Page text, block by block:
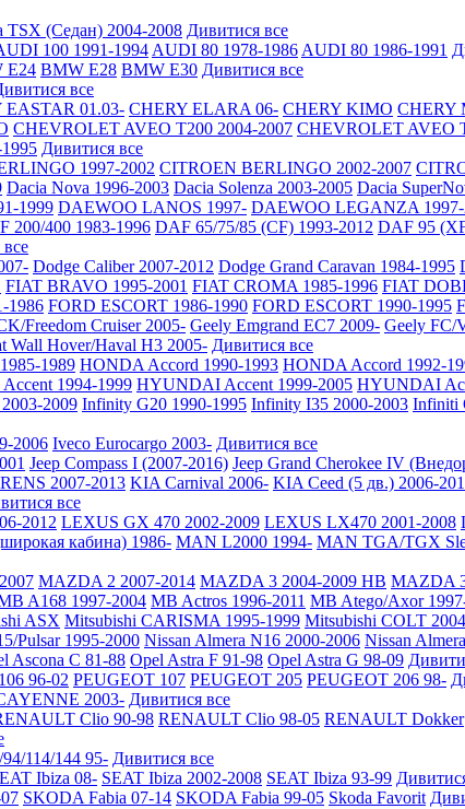
TSX (Седан) 2004-2008 Дивитися все
100 1991-1994 AUDI 80 1978-1986 AUDI 80 1986-1991
E24 BMW E28 BMW E30 Дивитися все
все
EASTAR 01.03- CHERY ELARA 06- CHERY KIMO CHERY
CHEVROLET AVEO Т200 2004-2007 CHEVROLET AVEO
Дивитися все
1997-2002 CITROEN BERLINGO 2002-2007
Dacia Nova 1996-2003 Dacia Solenza 2003-2005 Dacia
1999 DAEWOO LANOS 1997- DAEWOO LEGANZA 1997-
200/400 1983-1996 DAF 65/75/85 (CF) 1993-2012 DAF 95
Dodge Caliber 2007-2012 Dodge Grand Caravan 1984-1995
FIAT BRAVO 1995-2001 FIAT CROMA 1985-1996 FIAT
1986 FORD ESCORT 1986-1990 FORD ESCORT 1990-1995
Freedom Cruiser 2005- Geely Emgrand EC7 2009- Geely FC/
Wall Hover/Haval H3 2005- Дивитися все
1989 HONDA Accord 1990-1993 HONDA Accord 1992-
1994-1999 HYUNDAI Accent 1999-2005 HYUNDAI
2009 Infinity G20 1990-1995 Infinity I35 2000-2003 Infiniti
2006 Iveco Eurocargo 2003- Дивитися все
Jeep Compass I (2007-2016) Jeep Grand Cherokee IV
2007-2013 KIA Carnival 2006- KIA Ceed (5 дв.) 2006-
все
2012 LEXUS GX 470 2002-2009 LEXUS LX470 2001-2008
кабина) 1986- MAN L2000 1994- MAN TGA/TGX
MAZDA 2 2007-2014 MAZDA 3 2004-2009 HB MAZDA
A168 1997-2004 MB Actros 1996-2011 MB Atego/Axor
ASX Mitsubishi CARISMA 1995-1999 Mitsubishi COLT
Pulsar 1995-2000 Nissan Almera N16 2000-2006 Nissan
Ascona C 81-88 Opel Astra F 91-98 Opel Astra G 98-09
96-02 PEUGEOT 107 PEUGEOT 205 PEUGEOT 206 98-
2003- Дивитися все
Clio 90-98 RENAULT Clio 98-05 RENAULT Dokker
114/144 95- Дивитися все
Ibiza 08- SEAT Ibiza 2002-2008 SEAT Ibiza 93-99
SKODA Fabia 07-14 SKODA Fabia 99-05 Skoda Favorit